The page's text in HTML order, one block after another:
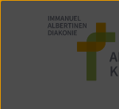
Zum
Seiteninhalt